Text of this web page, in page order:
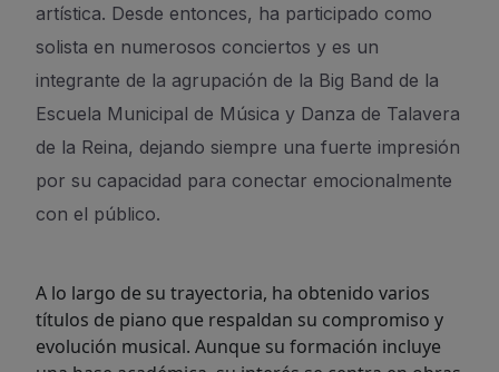
artística. Desde entonces, ha participado como
solista en numerosos conciertos y es un
integrante de la agrupación de la Big Band de la
Escuela Municipal de Música y Danza de Talavera
de la Reina, dejando siempre una fuerte impresión
por su capacidad para conectar emocionalmente
con el público.
A lo largo de su trayectoria, ha obtenido varios
títulos de piano que respaldan su compromiso y
evolución musical. Aunque su formación incluye